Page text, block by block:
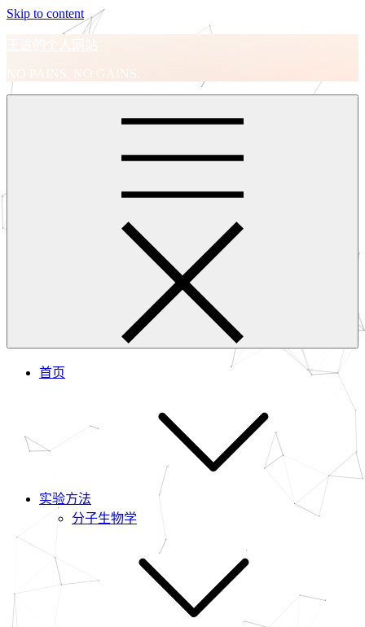
Skip to content
王进的个人网站
NO PAINS, NO GAINS.
首页
实验方法
分子生物学